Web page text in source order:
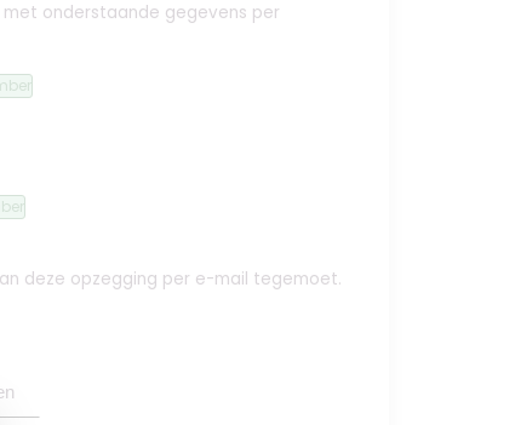
met onderstaande gegevens per
deze opzegging per e-mail tegemoet.